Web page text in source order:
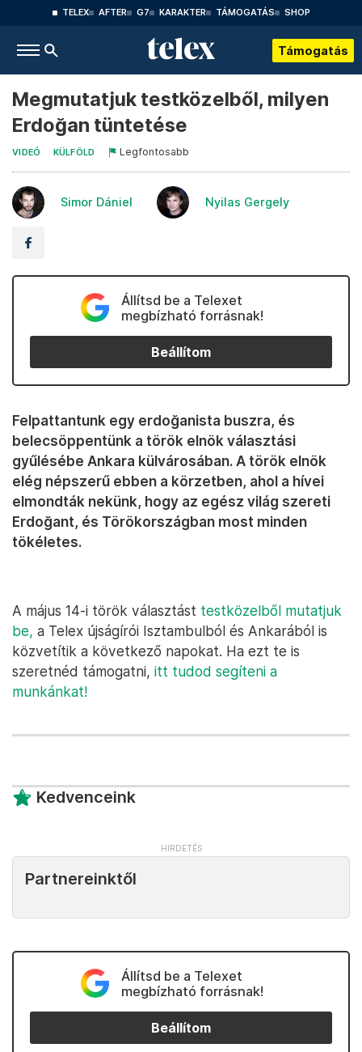
TELEX AFTER G7 KARAKTER TÁMOGATÁS SHOP
Támogatás
Megmutatjuk testközelből, milyen
Erdoğan tüntetése
VIDEÓ KÜLFÖLD Legfontosabb
Simor Dániel Nyilas Gergely
Állítsd be a Telexet
megbízható forrásnak!
Beállítom
Felpattantunk egy erdoğanista buszra, és
belecsöppentünk a török elnök választási
gyűlésébe Ankara külvárosában. A török elnök
elég népszerű ebben a körzetben, ahol a hívei
elmondták nekünk, hogy az egész világ szereti
Erdoğant, és Törökországban most minden
tökéletes.
A május 14-i török választást testközelből mutatjuk
be, a Telex újságírói Isztambulból és Ankarából is
közvetítik a következő napokat. Ha ezt te is
szeretnéd támogatni, itt tudod segíteni a
munkánkat!
Kedvenceink
Partnereinktől
Állítsd be a Telexet
megbízható forrásnak!
Beállítom